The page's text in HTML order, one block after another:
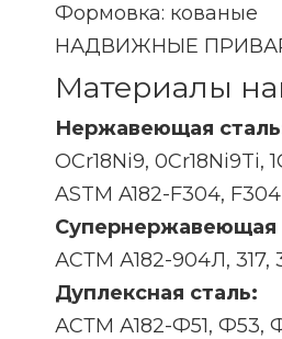
Формовка: кованые
НАДВИЖНЫЕ
Материалы
Нержавеющая
OCr18Ni9, 0Cr18Ni9Ti,
ASTM A182-F304,
Супернержавеющая
АСТМ А182-904Л, 317,
Дуплексная сталь:
АСТМ А182-Ф51, Ф53,